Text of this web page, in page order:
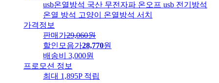
usb온열방석 국산 무전자파 온오프 usb 전기방석
온열 방석 고양이 온열방석 서치
가격정보
판매가29,060원
할인모음가28,770원
배송비
3,000원
프로모션 정보
최대 1,895P 적립